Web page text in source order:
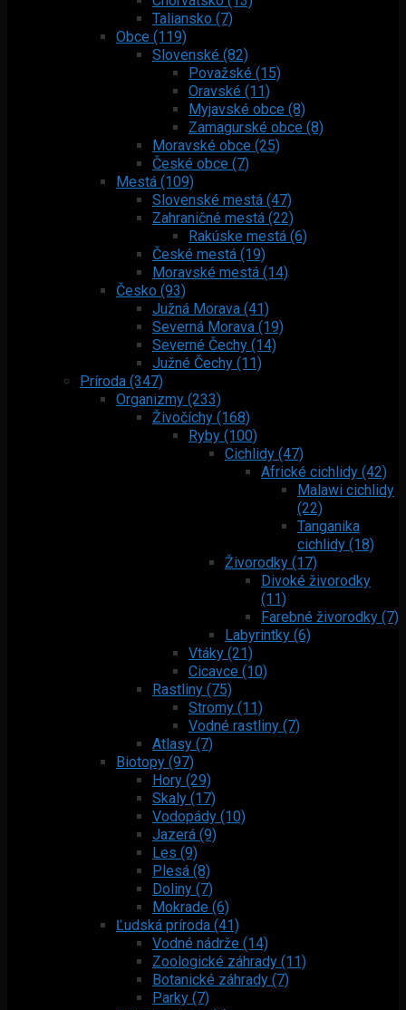
Taliansko (7)
Obce (119)
Slovenské (82)
Považské (15)
Oravské (11)
Myjavské obce (8)
Zamagurské obce (8)
Moravské obce (25)
České obce (7)
Mestá (109)
Slovenské mestá (47)
Zahraničné mestá (22)
Rakúske mestá (6)
České mestá (19)
Moravské mestá (14)
Česko (93)
Južná Morava (41)
Severná Morava (19)
Severné Čechy (14)
Južné Čechy (11)
Príroda (347)
Organizmy (233)
Živočíchy (168)
Ryby (100)
Cichlidy (47)
Africké cichlidy (42)
Malawi cichlidy
(22)
Tanganika
cichlidy (18)
Živorodky (17)
Divoké živorodky
(11)
Farebné živorodky (7)
Labyrintky (6)
Vtáky (21)
Cicavce (10)
Rastliny (75)
Stromy (11)
Vodné rastliny (7)
Atlasy (7)
Biotopy (97)
Hory (29)
Skaly (17)
Vodopády (10)
Jazerá (9)
Les (9)
Plesá (8)
Doliny (7)
Mokrade (6)
Ľudská príroda (41)
Vodné nádrže (14)
Zoologické záhrady (11)
Botanické záhrady (7)
Parky (7)